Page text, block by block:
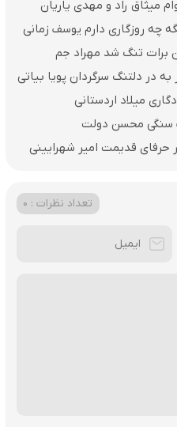
میثاق راد و مهدی یاریان
چه روزگاری دارم یوسف زمانی
برات تنگ شد مهراد جم
در دلتنگ سرگردان پویا بیاتی
میلاد اردستانی
سنگی محسن دولت
حرفای قدیمت امیر شهرایینی
تعداد نظرات : 0